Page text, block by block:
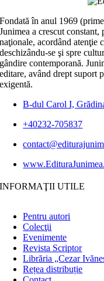
Fondată în anul 1969
Junimea a crescut
naţionale, acordând atenţie
deschizându-se şi spre
gândire contemporană.
editare, având drept suport
exigentă.
B-dul Carol I,
+40232-705837
INFORMAŢII UTILE
Pentru autori
Colecţii
Evenimente
Revista Scriptor
Librăria „Cezar
Rețea distribuție